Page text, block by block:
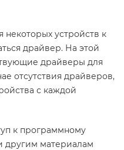
устройств к
драйвер. На этой
драйверы для
отсутствия драйверов,
с каждой
к программному
другим материалам